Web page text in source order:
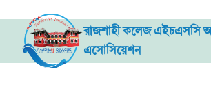
রাজশাহী কলেজ এইচএসসি
এসোসিয়েশন